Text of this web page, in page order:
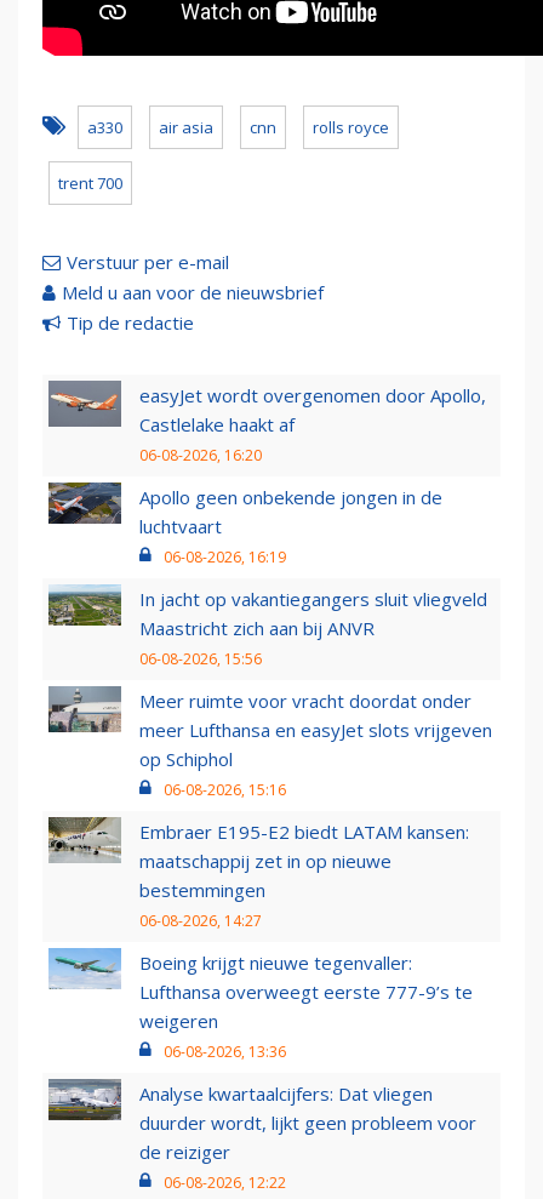
a330 air asia cnn rolls royce
trent 700
Verstuur per e-mail
Meld u aan voor de nieuwsbrief
Tip de redactie
easyJet wordt overgenomen door Apollo,
Castlelake haakt af
06-08-2026, 16:20
Apollo geen onbekende jongen in de
luchtvaart
06-08-2026, 16:19
In jacht op vakantiegangers sluit vliegveld
Maastricht zich aan bij ANVR
06-08-2026, 15:56
Meer ruimte voor vracht doordat onder
meer Lufthansa en easyJet slots vrijgeven
op Schiphol
06-08-2026, 15:16
Embraer E195-E2 biedt LATAM kansen:
maatschappij zet in op nieuwe
bestemmingen
06-08-2026, 14:27
Boeing krijgt nieuwe tegenvaller:
Lufthansa overweegt eerste 777-9’s te
weigeren
06-08-2026, 13:36
Analyse kwartaalcijfers: Dat vliegen
duurder wordt, lijkt geen probleem voor
de reiziger
06-08-2026, 12:22